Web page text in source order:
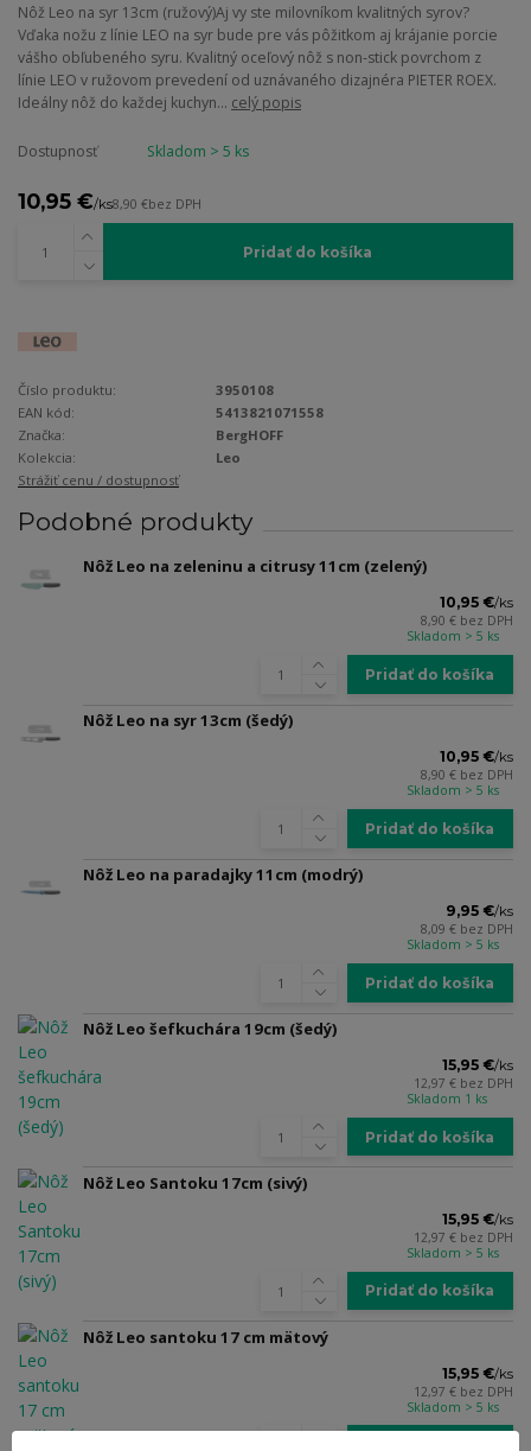
Nôž Leo na syr 13cm (ružový)Aj vy ste milovníkom kvalitných syrov?
Vďaka nožu z línie LEO na syr bude pre vás pôžitkom aj krájanie porcie
vášho obľubeného syru. Kvalitný oceľový nôž s non-stick povrchom z
línie LEO v ružovom prevedení od uznávaného dizajnéra PIETER ROEX.
Ideálny nôž do každej kuchyn... celý popis
Dostupnosť Skladom > 5 ks
10,95 €/ks8,90 €bez DPH
Pridať do košíka
Číslo produktu:
3950108
EAN kód:
5413821071558
Značka:
BergHOFF
Kolekcia:
Leo
Strážiť cenu / dostupnosť
Podobné produkty
Nôž Leo na zeleninu a citrusy 11cm (zelený)
10,95 €/ks
8,90 € bez DPH
Skladom > 5 ks
Pridať do košíka
Nôž Leo na syr 13cm (šedý)
10,95 €/ks
8,90 € bez DPH
Skladom > 5 ks
Pridať do košíka
Nôž Leo na paradajky 11cm (modrý)
9,95 €/ks
8,09 € bez DPH
Skladom > 5 ks
Pridať do košíka
Nôž Leo šefkuchára 19cm (šedý)
15,95 €/ks
12,97 € bez DPH
Skladom 1 ks
Pridať do košíka
Nôž Leo Santoku 17cm (sivý)
15,95 €/ks
12,97 € bez DPH
Skladom > 5 ks
Pridať do košíka
Nôž Leo santoku 17 cm mätový
15,95 €/ks
12,97 € bez DPH
Skladom > 5 ks